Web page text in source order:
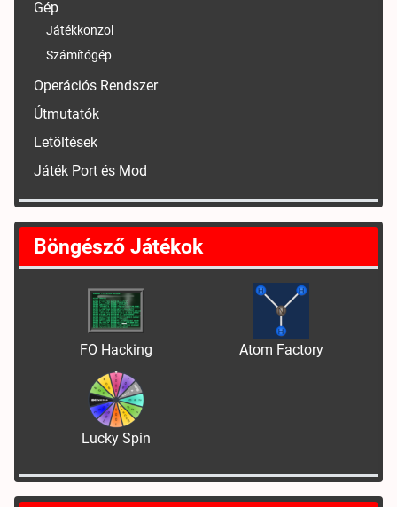
Gép
Játékkonzol
Számítógép
Operációs Rendszer
Útmutatók
Letöltések
Játék Port és Mod
Böngésző Játékok
FO Hacking Atom Factory
Lucky Spin